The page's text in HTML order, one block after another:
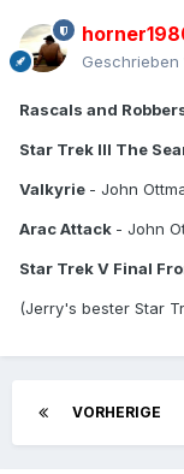
Geschrieben
Rascals and
Star Trek III The
Valkyrie - John
Arac Attack - John
Star Trek V Final
(Jerry's bester Star
VORHERIGE